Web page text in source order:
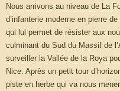
Nous arrivons au niveau de La
d’infanterie moderne en pierre
qui lui permet de résister aux
culminant du Sud du Massif de
surveiller la Vallée de la Roya
Nice. Après un petit tour
piste en herbe qui va nous